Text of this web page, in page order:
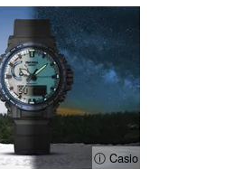
ⓘ Casio